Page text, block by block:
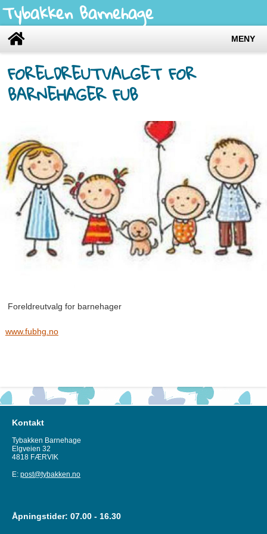
Tybakken Barnehage
MENY
FORELDREUTVALGET FOR
BARNEHAGER FUB
Foreldreutvalg for barnehager
www.fubhg.no
Kontakt
Tybakken Barnehage
Elgveien 32
4818 FÆRVIK
E: post@tybakken.no
Åpningstider: 07.00 - 16.30